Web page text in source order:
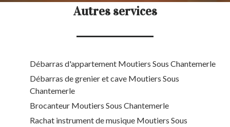
Autres services
Débarras d'appartement Moutiers Sous Chantemerle
Débarras de grenier et cave Moutiers Sous
Chantemerle
Brocanteur Moutiers Sous Chantemerle
Rachat instrument de musique Moutiers Sous